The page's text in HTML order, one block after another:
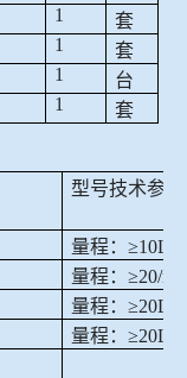
1
套
1
套
1
台
1
套
型号技术参数
量程：≥10L/
量程：≥20/
量程：≥20L/
量程：≥20L/